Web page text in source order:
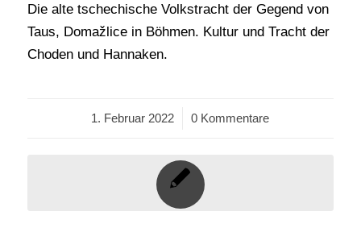
Die alte tschechische Volkstracht der Gegend von
Taus, Domažlice in Böhmen. Kultur und Tracht der
Choden und Hannaken.
1. Februar 2022
/ 0 Kommentare